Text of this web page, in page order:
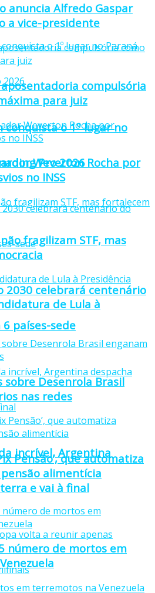
conquista o 1º lugar no
Pro 2026
2030 celebrará centenário
países-sede
incrível, Argentina
e vai à final
anuncia Alfredo Gaspar
a vice-presidente
aposentadoria compulsória
para juiz
Weverton Rocha por
no INSS
fragilizam STF, mas
de Lula à
sobre Desenrola Brasil
nas redes
Pensão’, que automatiza
alimentícia
número de mortos em